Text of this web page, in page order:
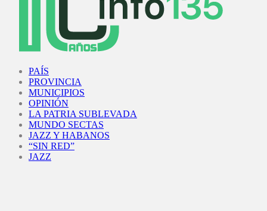
PAÍS
PROVINCIA
MUNICIPIOS
OPINIÓN
LA PATRIA SUBLEVADA
MUNDO SECTAS
JAZZ Y HABANOS
“SIN RED”
JAZZ